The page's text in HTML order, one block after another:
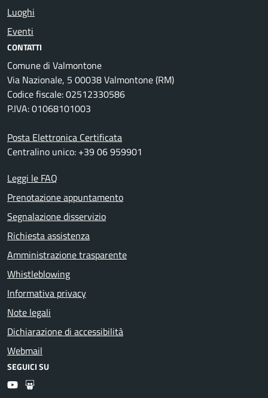
Luoghi
Eventi
CONTATTI
Comune di Valmontone
Via Nazionale, 5 00038 Valmontone (RM)
Codice fiscale: 02512330586
P.IVA: 01068101003
Posta Elettronica Certificata
Centralino unico: +39 06 959901
Leggi le FAQ
Prenotazione appuntamento
Segnalazione disservizio
Richiesta assistenza
Amministrazione trasparente
Whistleblowing
Informativa privacy
Note legali
Dichiarazione di accessibilità
Webmail
SEGUICI SU
YoutubeSlideshare